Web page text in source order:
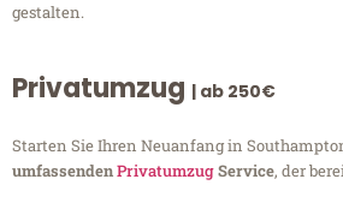
gestalten.
Privatumzug | ab 250€
Starten Sie Ihren Neuanfang in
umfassendenPrivatumzugService, der